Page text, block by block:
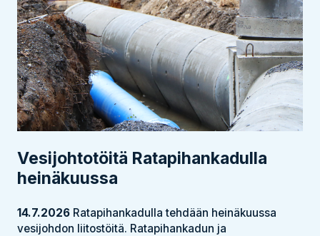
Vesijohtotöitä Ratapihankadulla
heinäkuussa
14.7.2026 Ratapihankadulla tehdään heinäkuussa
vesijohdon liitostöitä. Ratapihankadun ja